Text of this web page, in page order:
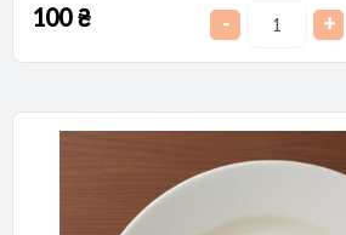
100₴ - +